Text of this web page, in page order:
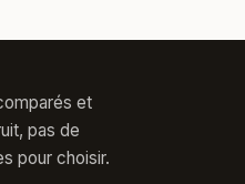
et
pas de
pour choisir.